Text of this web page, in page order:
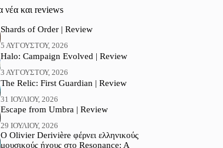
νέα και reviews
Shards of Order | Review
5 ΑΥΓΟΎΣΤΟΥ, 2026
Halo: Campaign Evolved | Review
3 ΑΥΓΟΎΣΤΟΥ, 2026
The Relic: First Guardian | Review
31 ΙΟΥΛΊΟΥ, 2026
Escape from Umbra | Review
29 ΙΟΥΛΊΟΥ, 2026
Ο Olivier Derivière φέρνει ελληνικούς
μουσικούς ήχους στο Resonance: A